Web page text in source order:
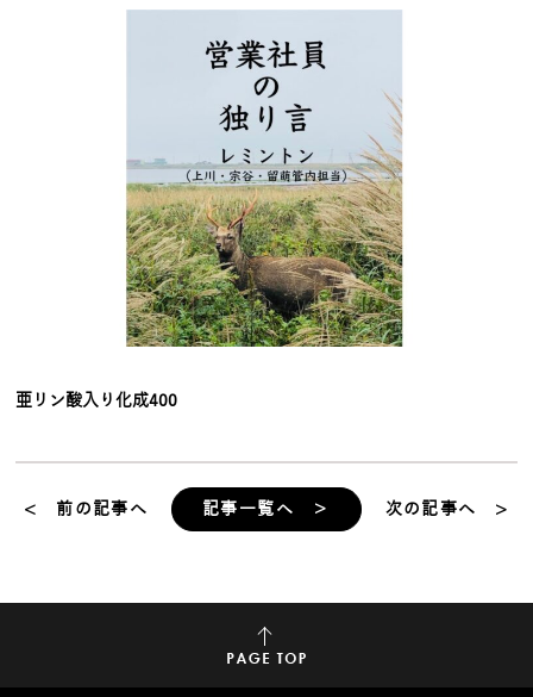
亜リン酸入り化成400
< 前の記事へ 記事一覧へ ＞ 次の記事へ >